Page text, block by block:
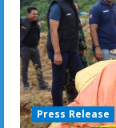
Press Release